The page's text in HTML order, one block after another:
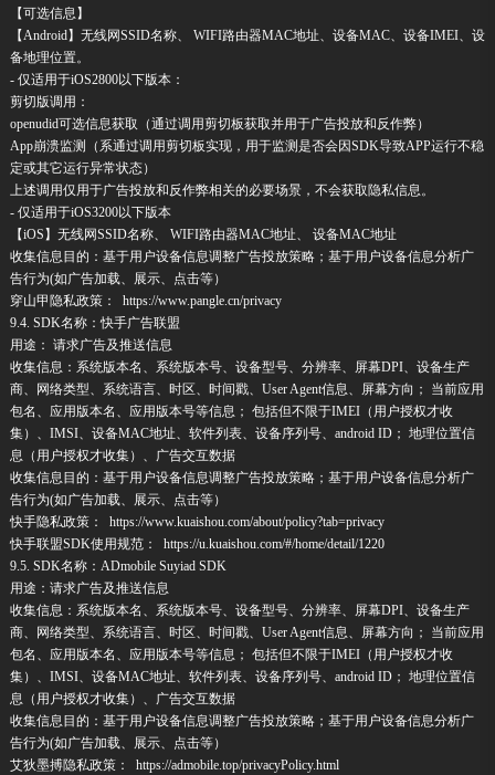
【可选信息】
【Android】无线网SSID名称、 WIFI路由器MAC地址、设备MAC、设备IMEI、设
备地理位置。
- 仅适用于iOS2800以下版本：
剪切版调用：
openudid可选信息获取（通过调用剪切板获取并用于广告投放和反作弊）
App崩溃监测（系通过调用剪切板实现，用于监测是否会因SDK导致APP运行不稳
定或其它运行异常状态）
上述调用仅用于广告投放和反作弊相关的必要场景，不会获取隐私信息。
- 仅适用于iOS3200以下版本
【iOS】无线网SSID名称、 WIFI路由器MAC地址、 设备MAC地址
收集信息目的：基于用户设备信息调整广告投放策略；基于用户设备信息分析广
告行为(如广告加载、展示、点击等）
穿山甲隐私政策： https://www.pangle.cn/privacy
9.4. SDK名称：快手广告联盟
用途： 请求广告及推送信息
收集信息：系统版本名、系统版本号、设备型号、分辨率、屏幕DPI、设备生产
商、网络类型、系统语言、时区、时间戳、User Agent信息、屏幕方向； 当前应用
包名、应用版本名、应用版本号等信息； 包括但不限于IMEI（用户授权才收
集）、IMSI、设备MAC地址、软件列表、设备序列号、android ID； 地理位置信
息（用户授权才收集）、广告交互数据
收集信息目的：基于用户设备信息调整广告投放策略；基于用户设备信息分析广
告行为(如广告加载、展示、点击等）
快手隐私政策： https://www.kuaishou.com/about/policy?tab=privacy
快手联盟SDK使用规范： https://u.kuaishou.com/#/home/detail/1220
9.5. SDK名称：ADmobile Suyiad SDK
用途：请求广告及推送信息
收集信息：系统版本名、系统版本号、设备型号、分辨率、屏幕DPI、设备生产
商、网络类型、系统语言、时区、时间戳、User Agent信息、屏幕方向； 当前应用
包名、应用版本名、应用版本号等信息； 包括但不限于IMEI（用户授权才收
集）、IMSI、设备MAC地址、软件列表、设备序列号、android ID； 地理位置信
息（用户授权才收集）、广告交互数据
收集信息目的：基于用户设备信息调整广告投放策略；基于用户设备信息分析广
告行为(如广告加载、展示、点击等）
艾狄墨搏隐私政策： https://admobile.top/privacyPolicy.html